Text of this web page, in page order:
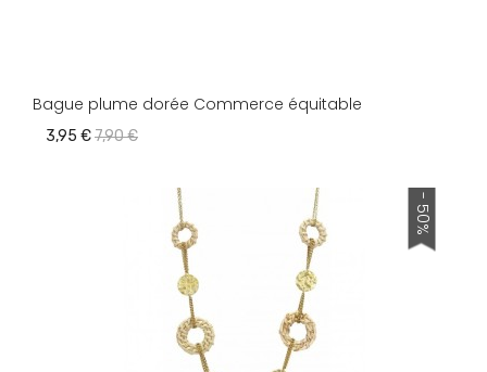
Bague plume dorée Commerce équitable
3,95 €7,90 €
- 50%